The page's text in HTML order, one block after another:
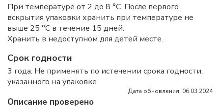
При температуре от 2 до 8 °C. После первого
вскрытия упаковки хранить при температуре не
выше 25 °C в течение 15 дней.
Хранить в недоступном для детей месте.
Срок годности
3 года. Не применять по истечении срока годности,
указанного на упаковке.
Дата обновления: 06.03.2024
Описание проверено